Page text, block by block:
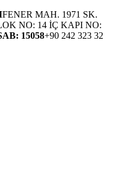
FENER MAH. 1971 SK.
NO: 14 İÇ KAPI NO:
15058+90 242 323 32